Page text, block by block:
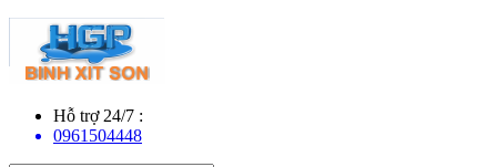
Hỗ trợ 24/7 :
0961504448